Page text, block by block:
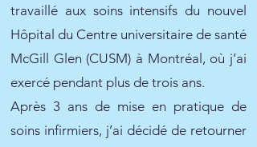
travaillé aux soins intensifs du nouvel
Hôpital du Centre universitaire de santé
McGill Glen (CUSM) à Montréal, où j’ai
exercé pendant plus de trois ans.
Après 3 ans de mise en pratique de
soins infirmiers, j’ai décidé de retourner